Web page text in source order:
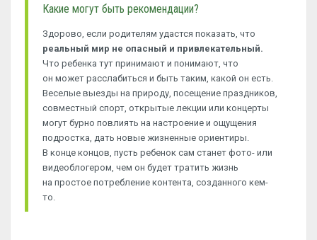
Какие могут быть рекомендации?
Здорово, если родителям удастся показать, что
реальный мир не опасный и привлекательный.
Что ребенка тут принимают и понимают, что
он может расслабиться и быть таким, какой он есть.
Веселые выезды на природу, посещение праздников,
совместный спорт, открытые лекции или концерты
могут бурно повлиять на настроение и ощущения
подростка, дать новые жизненные ориентиры.
В конце концов, пусть ребенок сам станет фото- или
видеоблогером, чем он будет тратить жизнь
на простое потребление контента, созданного кем-
то.